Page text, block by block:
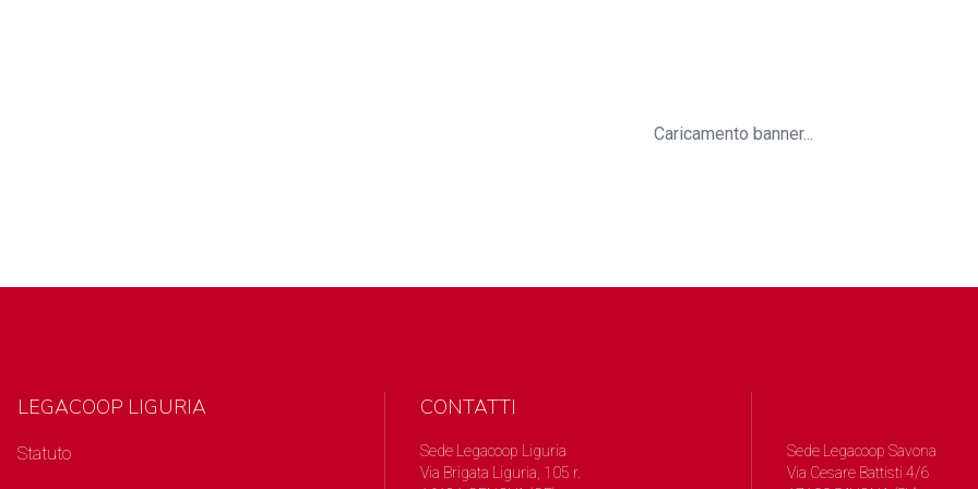
Caricamento banner...
LEGACOOP LIGURIA
Statuto
CONTATTI
Sede Legacoop Liguria
Via Brigata Liguria, 105 r.
Sede Legacoop Savona
Via Cesare Battisti 4/6